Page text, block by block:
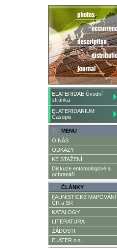
ELATERIDAE Úvodní
stránka
ELATERIDARIUM
Časopis
MENU
O NÁS
ODKAZY
KE STAŽENÍ
Diskuze entomologové a
ochranáři
ČLÁNKY
FAUNISTICKÉ MAPOVÁNÍ
ČR a SR
KATALOGY
LITERATURA
ŽÁDOSTI
ELATER o.s.